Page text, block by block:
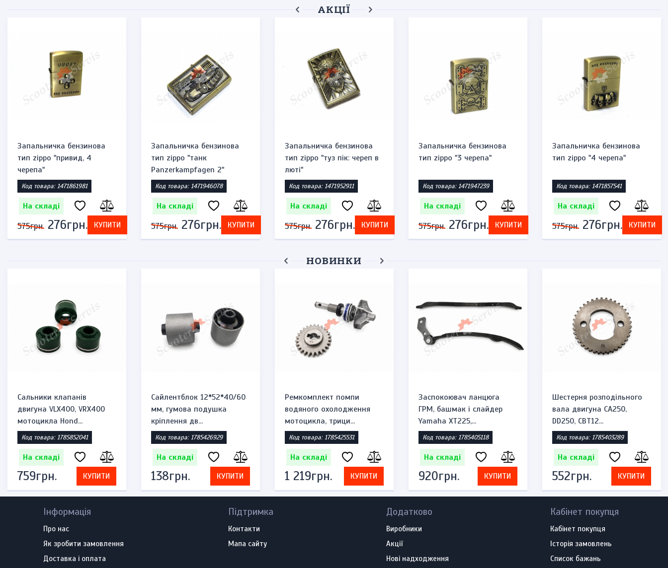
АКЦІЇ
Запальничка бензинова
тип zippo "привид, 4
черепа"
Код товара: 1471861981
На складі
575грн. 276грн. КУПИТИ
Запальничка бензинова
тип zippo "танк
Panzerkampfagen 2"
Код товара: 1471946078
На складі
575грн. 276грн. КУПИТИ
Запальничка бензинова
тип zippo "туз пік: череп в
люті"
Код товара: 1471952911
На складі
575грн. 276грн. КУПИТИ
Запальничка бензинова
тип zippo "3 черепа"
Код товара: 1471947239
На складі
575грн. 276грн. КУПИТИ
Запальничка бензинова
тип zippo "4 черепа"
Код товара: 1471857541
На складі
575грн. 276грн. КУПИТИ
НОВИНКИ
Сальники клапанів
двигуна VLX400, VRX400
мотоцикла Hond...
Код товара: 1785852041
На складі
759грн. КУПИТИ
Сайлентблок 12*52*40/60
мм, гумова подушка
кріплення дв...
Код товара: 1785426929
На складі
138грн. КУПИТИ
Ремкомплект помпи
водяного охолодження
мотоцикла, трици...
Код товара: 1785425531
На складі
1 219грн. КУПИТИ
Заспокоювач ланцюга
ГРМ, башмак і слайдер
Yamaha XT225,...
Код товара: 1785405118
На складі
920грн. КУПИТИ
Шестерня розподільного
вала двигуна CA250,
DD250, CBT12...
Код товара: 1785403289
На складі
552грн. КУПИТИ
Інформація
Про нас
Як зробити замовлення
Доставка і оплата
Підтримка
Контакти
Мапа сайту
Додатково
Виробники
Акції
Нові надходження
Кабінет покупця
Кабінет покупця
Історія замовлень
Список бажань